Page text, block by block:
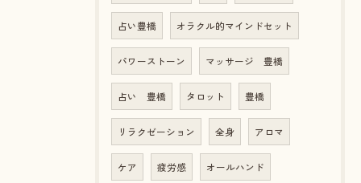
占い豊橋 オラクル的マインドセット
パワーストーン マッサージ 豊橋
占い 豊橋 タロット 豊橋
リラクゼーション 全身 アロマ
ケア 疲労感 オールハンド